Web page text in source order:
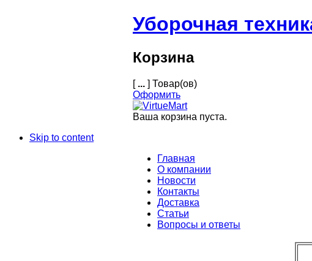
Уборочная
Корзина
[ ... ] Товар(ов)
Оформить
Ваша корзина пуста.
Skip to content
Главная
О компании
Новости
Контакты
Доставка
Статьи
Вопросы и ответы